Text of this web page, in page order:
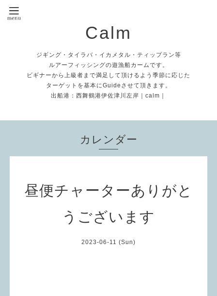
Calm
ジギング・タイラバ・イカメタル・ティップラン等
ルアーフィッシングの遊漁船カームです。
ビギナーから上級者まで満足して頂けるよう季節に応じた
ターゲットを基本にGuideさせて頂きます。
出船港：西舞鶴港伊佐津川左岸｜calm｜
カレンダー
昼便チャーターありがと
うございます
2023-06-11 (Sun)